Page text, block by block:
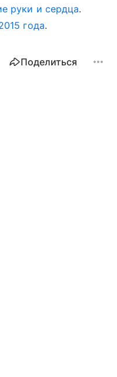
руки и сердца.
года.
Поделиться